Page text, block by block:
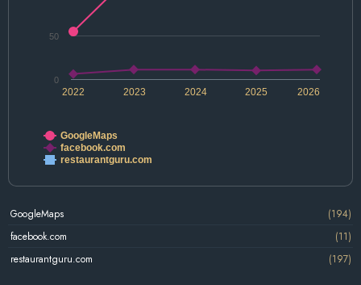
2022 2024 2026
2023 2025
0
50
GoogleMaps
facebook.com
restaurantguru.com
GoogleMaps
(194)
facebook.com
(11)
restaurantguru.com
(197)